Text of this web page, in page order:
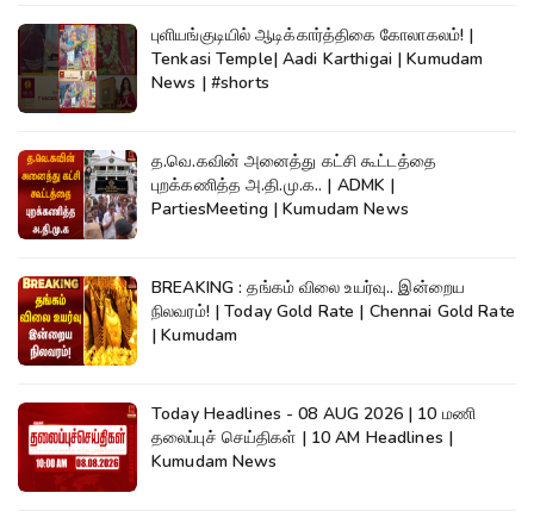
புளியங்குடியில் ஆடிக்கார்த்திகை கோலாகலம்! |
Tenkasi Temple| Aadi Karthigai | Kumudam
News | #shorts
த.வெ.கவின் அனைத்து கட்சி கூட்டத்தை
புறக்கணித்த அ.தி.மு.க.. | ADMK |
PartiesMeeting | Kumudam News
BREAKING : தங்கம் விலை உயர்வு.. இன்றைய
நிலவரம்! | Today Gold Rate | Chennai Gold Rate
| Kumudam
Today Headlines - 08 AUG 2026 | 10 மணி
தலைப்புச் செய்திகள் | 10 AM Headlines |
Kumudam News